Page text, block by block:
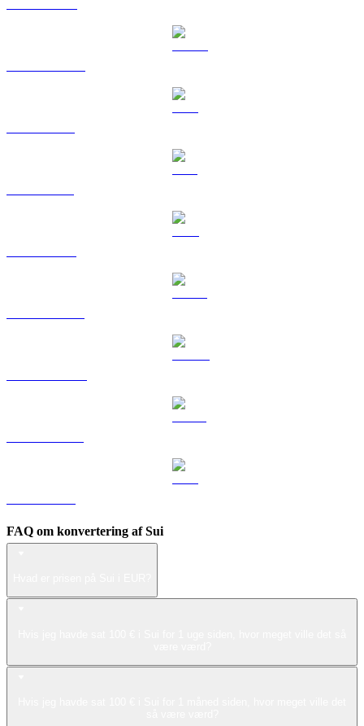
FAQ om konvertering af Sui